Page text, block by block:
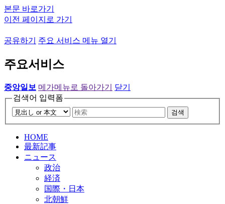
본문 바로가기
이전 페이지로 가기
공유하기 주요 서비스 메뉴 열기
주요서비스
중앙일보 메가메뉴로 돌아가기
닫기
검색어 입력폼
검색
HOME
最新記事
ニュース
政治
経済
国際・日本
北朝鮮